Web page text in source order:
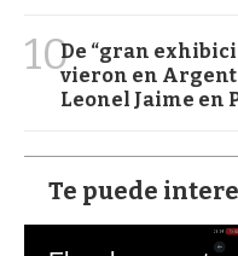
10De “gran
vieron en
Leonel Jaime en
Te puede